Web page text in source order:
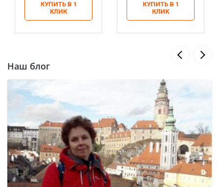
КУПИТЬ В 1
КЛИК
КУПИТЬ В 1
КЛИК
Наш блог